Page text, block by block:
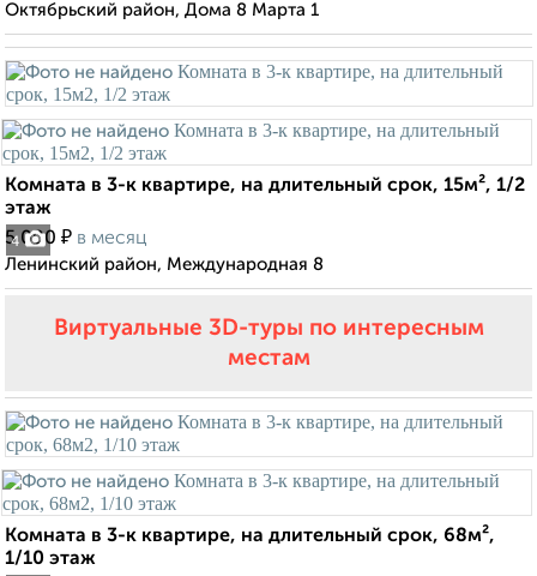
Октябрьский район, Дома 8 Марта 1
4
Комната в 3-к квартире, на длительный срок, 15м², 1/2
этаж
5 000 ₽ в месяц
Ленинский район, Международная 8
Виртуальные 3D-туры по интересным
местам
Комната в 3-к квартире, на длительный срок, 68м²,
1/10 этаж